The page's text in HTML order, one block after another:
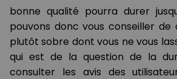
bonne qualité pourra durer
pouvons donc vous conseiller de
plutôt sobre dont vous ne vous
qui est de la question de la
consulter les avis des